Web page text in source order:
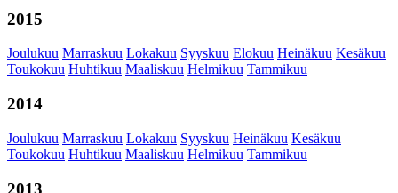
2015
Joulukuu Marraskuu Lokakuu Syyskuu Elokuu Heinäkuu Kesäkuu
Toukokuu Huhtikuu Maaliskuu Helmikuu Tammikuu
2014
Joulukuu Marraskuu Lokakuu Syyskuu Heinäkuu Kesäkuu
Toukokuu Huhtikuu Maaliskuu Helmikuu Tammikuu
2013